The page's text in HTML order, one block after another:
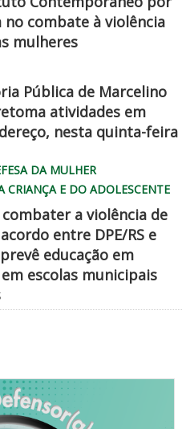
no combate à violência
mulheres
Pública de Marcelino
atividades em
nesta quinta-feira
DA MULHER
CRIANÇA E DO ADOLESCENTE
a violência de
entre DPE/RS e
educação em
escolas municipais